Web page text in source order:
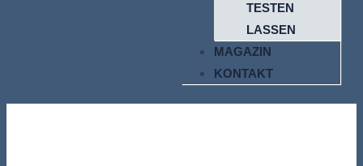
TESTEN
LASSEN
MAGAZIN
KONTAKT